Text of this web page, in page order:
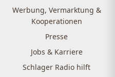
Werbung, Vermarktung &
Kooperationen
Presse
Jobs & Karriere
Schlager Radio hilft